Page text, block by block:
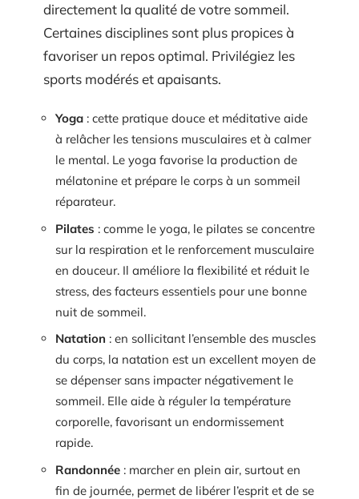
directement la qualité de votre sommeil.
Certaines disciplines sont plus propices à
favoriser un repos optimal. Privilégiez les
sports modérés et apaisants.
Yoga : cette pratique douce et méditative aide
à relâcher les tensions musculaires et à calmer
le mental. Le yoga favorise la production de
mélatonine et prépare le corps à un sommeil
réparateur.
Pilates : comme le yoga, le pilates se concentre
sur la respiration et le renforcement musculaire
en douceur. Il améliore la flexibilité et réduit le
stress, des facteurs essentiels pour une bonne
nuit de sommeil.
Natation : en sollicitant l’ensemble des muscles
du corps, la natation est un excellent moyen de
se dépenser sans impacter négativement le
sommeil. Elle aide à réguler la température
corporelle, favorisant un endormissement
rapide.
Randonnée : marcher en plein air, surtout en
fin de journée, permet de libérer l’esprit et de se